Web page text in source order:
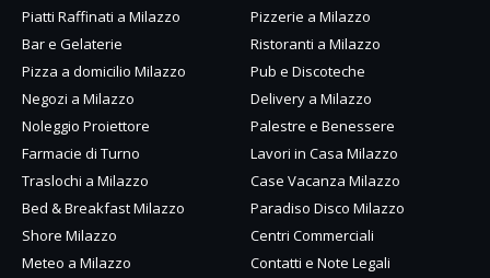
Piatti Raffinati a Milazzo
Pizzerie a Milazzo
Bar e Gelaterie
Ristoranti a Milazzo
Pizza a domicilio Milazzo
Pub e Discoteche
Negozi a Milazzo
Delivery a Milazzo
Noleggio Proiettore
Palestre e Benessere
Farmacie di Turno
Lavori in Casa Milazzo
Traslochi a Milazzo
Case Vacanza Milazzo
Bed & Breakfast Milazzo
Paradiso Disco Milazzo
Shore Milazzo
Centri Commerciali
Meteo a Milazzo
Contatti e Note Legali